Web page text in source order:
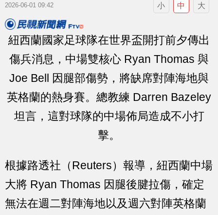
2026-06-01 09:42 小 中 大
紐西蘭國家足球隊在世界盃開打前夕傳出
傷兵消息，中場雙核心 Ryan Thomas 與
Joe Bell 因腿部傷勢，將缺席對陣海地與
英格蘭的熱身賽。總教練 Darren Bazeley
坦言，這對球隊的中場佈局造成不小打
擊。
根據路透社（Reuters）報導，紐西蘭中場
大將 Ryan Thomas 因腿後腱拉傷，確定
無法在週二對陣海地以及週六對陣英格蘭